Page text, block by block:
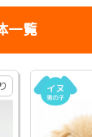
一覧